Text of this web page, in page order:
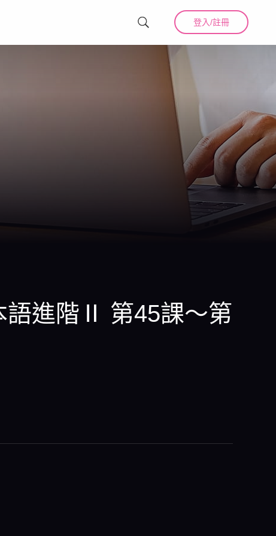
登入/註冊
語進階Ⅱ 第45課～第